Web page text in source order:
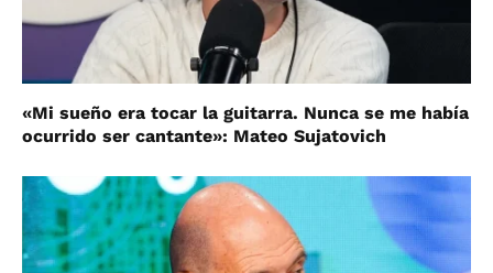
«Mi sueño era tocar la guitarra. Nunca se me había
ocurrido ser cantante»: Mateo Sujatovich